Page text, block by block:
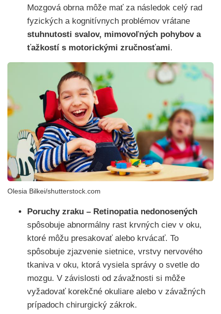
Mozgová obrna môže mať za následok celý rad
fyzických a kognitívnych problémov vrátane
stuhnutosti svalov, mimovoľných pohybov a
ťažkostí s motorickými zručnosťami.
Olesia Bilkei/shutterstock.com
Poruchy zraku – Retinopatia nedonosených
spôsobuje abnormálny rast krvných ciev v oku,
ktoré môžu presakovať alebo krvácať. To
spôsobuje zjazvenie sietnice, vrstvy nervového
tkaniva v oku, ktorá vysiela správy o svetle do
mozgu. V závislosti od závažnosti si môže
vyžadovať korekčné okuliare alebo v závažných
prípadoch chirurgický zákrok.